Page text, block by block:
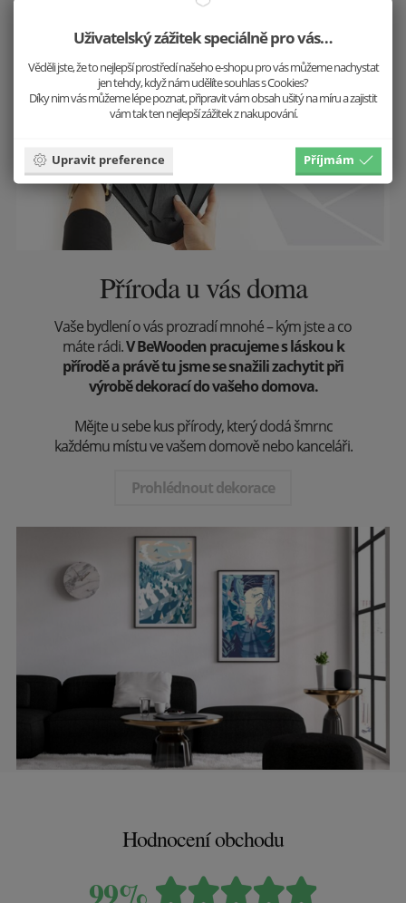
Příroda u vás doma
Vaše bydlení o vás prozradí mnohé – kým jste a co
máte rádi.V BeWooden pracujeme s láskou k
přírodě a právě tu jsme se snažili zachytit při
výrobě dekorací do vašeho domova.
Mějte u sebe kus přírody, který dodá šmrnc
každému místu ve vašem domově nebo kanceláři.
Prohlédnout dekorace
Hodnocení obchodu
99%
Uživatelský zážitek speciálně pro vás…
Věděli jste, že to nejlepší prostředí našeho e-shopu pro vás můžeme nachystat
jen tehdy, když nám udělíte souhlas s Cookies?
Díky nim vás můžeme lépe poznat, připravit vám obsah ušitý na míru a zajistit
vám tak ten nejlepší zážitek z nakupování.
Upravit preference Příjmám